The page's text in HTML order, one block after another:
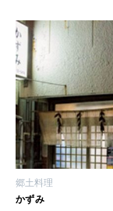
郷土料理
かずみ